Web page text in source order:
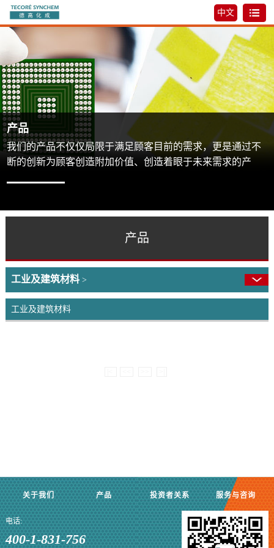
中文
产品
我们的产品不仅仅局限于满足顾客目前的需求，更是通过不
断的创新为顾客创造附加价值、创造着眼于未来需求的产
产品
工业及建筑材料>
工业及建筑材料
关于我们 产品 投资者关系 服务与咨询
电话:
400-1-831-756